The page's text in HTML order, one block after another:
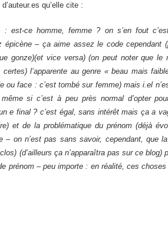
qu’elle cite :
: est-ce homme, femme ? on s’en fout
épicène – ça aime assez le code cependant
gonze)(et vice versa) (on peut noter que le
certes) l’apparente au genre « beau mais
ou face : c’est tombé sur femme) mais i.el
si c’est à peu près normal d’opter
e final ? c’est égal, sans intérêt mais ça a
et de la problématique du prénom (déjà
– on n’est pas sans savoir, cependant, que
(d’ailleurs ça n’apparaîtra pas sur ce
prénom – peu importe : en réalité, ces